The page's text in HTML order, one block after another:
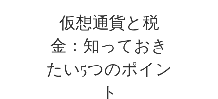
仮想通貨と税
金：知っておき
たい5つのポイン
ト